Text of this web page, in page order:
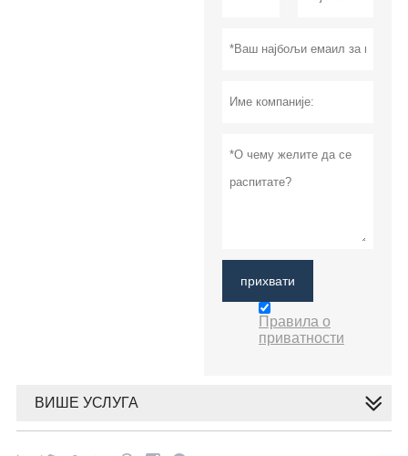
прихвати
Правила о
приватности
ВИШЕ УСЛУГА